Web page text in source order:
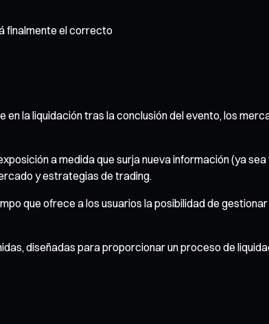
finalmente el correcto
la liquidación tras la conclusión del evento, los
a medida que surja nueva información (ya
y estrategias de trading.
que ofrece a los usuarios la posibilidad de
diseñadas para proporcionar un proceso de